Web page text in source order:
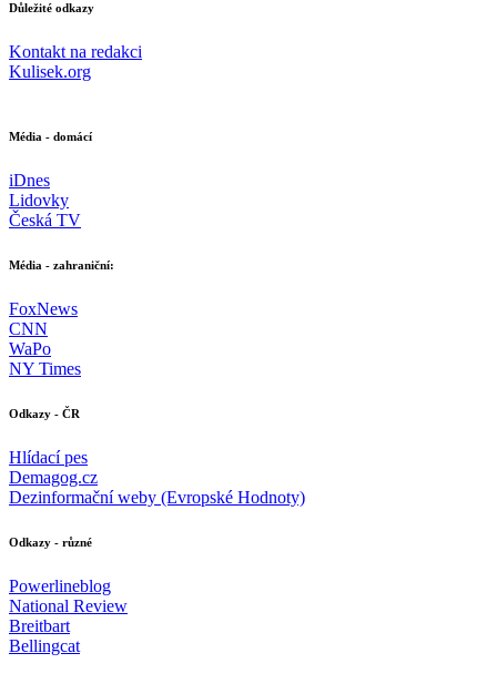
Důležité odkazy
Kontakt na redakci
Kulisek.org
Média - domácí
iDnes
Lidovky
Česká TV
Média - zahraniční:
FoxNews
CNN
WaPo
NY Times
Odkazy - ČR
Hlídací pes
Demagog.cz
Dezinformační weby (Evropské Hodnoty)
Odkazy - různé
Powerlineblog
National Review
Breitbart
Bellingcat